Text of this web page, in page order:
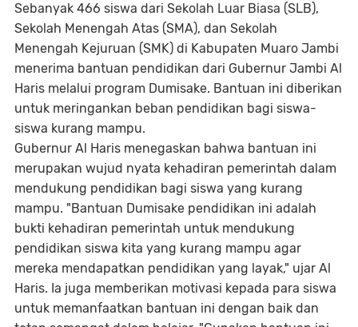
Sebanyak 466 siswa dari Sekolah Luar Biasa (SLB),
Sekolah Menengah Atas (SMA), dan Sekolah
Menengah Kejuruan (SMK) di Kabupaten Muaro Jambi
menerima bantuan pendidikan dari Gubernur Jambi Al
Haris melalui program Dumisake. Bantuan ini diberikan
untuk meringankan beban pendidikan bagi siswa-
siswa kurang mampu.
Gubernur Al Haris menegaskan bahwa bantuan ini
merupakan wujud nyata kehadiran pemerintah dalam
mendukung pendidikan bagi siswa yang kurang
mampu. "Bantuan Dumisake pendidikan ini adalah
bukti kehadiran pemerintah untuk mendukung
pendidikan siswa kita yang kurang mampu agar
mereka mendapatkan pendidikan yang layak," ujar Al
Haris. Ia juga memberikan motivasi kepada para siswa
untuk memanfaatkan bantuan ini dengan baik dan